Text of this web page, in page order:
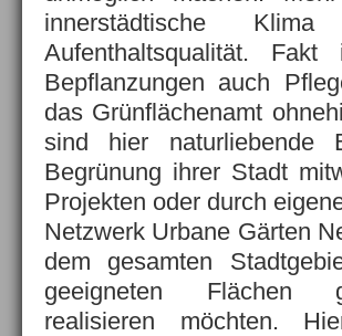
innerstädtische
Aufenthaltsqualität.
Bepflanzungen auch
das Grünflächenamt
sind hier naturliebende
Begrünung ihrer Stadt
Projekten oder durch
Netzwerk Urbane Gärten
dem gesamten
geeigneten Flächen
realisieren möchten.